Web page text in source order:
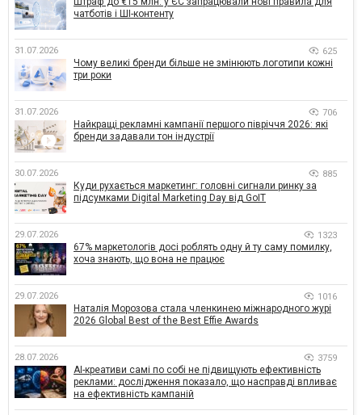
чатботів і ШІ-контенту
31.07.2026 625
Чому великі бренди більше не змінюють логотипи кожні
три роки
31.07.2026 706
Найкращі рекламні кампанії першого півріччя 2026: які
бренди задавали тон індустрії
30.07.2026 885
Куди рухається маркетинг: головні сигнали ринку за
підсумками Digital Marketing Day від GoIT
29.07.2026 1323
67% маркетологів досі роблять одну й ту саму помилку,
хоча знають, що вона не працює
29.07.2026 1016
Наталія Морозова стала членкинею міжнародного журі
2026 Global Best of the Best Effie Awards
28.07.2026 3759
AI-креативи самі по собі не підвищують ефективність
реклами: дослідження показало, що насправді впливає
на ефективність кампаній